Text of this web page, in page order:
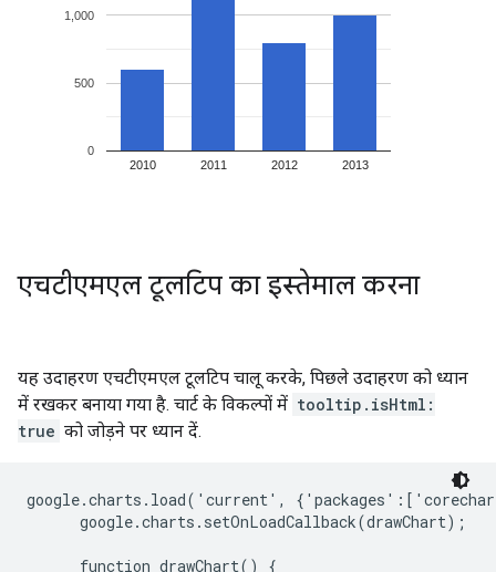
एचटीएमएल टूलटिप का इस्तेमाल करना
यह उदाहरण एचटीएमएल टूलटिप चालू करके, पिछले उदाहरण को ध्यान
में रखकर बनाया गया है. चार्ट के विकल्पों में tooltip.isHtml:
true को जोड़ने पर ध्यान दें.
google.charts.load('current',
      google.charts.setOnLoadCallback(drawChart);
      function drawChart() {